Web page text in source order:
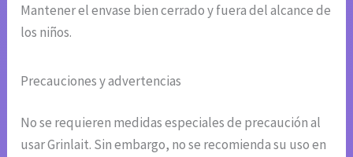
Mantener el envase bien cerrado y fuera del alcance de
los niños.
Precauciones y advertencias
No se requieren medidas especiales de precaución al
usar Grinlait. Sin embargo, no se recomienda su uso en